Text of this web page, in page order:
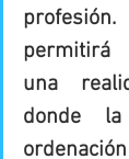
permitirá
una
donde